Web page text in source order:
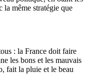
la même stratégie que
: la France doit faire
les bons et les mauvais
fait la pluie et le beau